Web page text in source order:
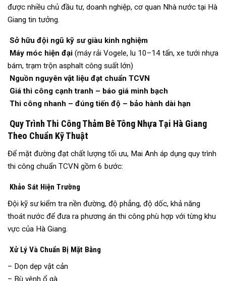
được nhiều chủ đầu tư, doanh nghiệp, cơ quan Nhà nước tại Hà
Giang tin tưởng.
Sở hữu đội ngũ kỹ sư giàu kinh nghiệm
Máy móc hiện đại (máy rải Vogele, lu 10–14 tấn, xe tưới nhựa
bám, trạm trộn asphalt công suất lớn)
Nguồn nguyên vật liệu đạt chuẩn TCVN
Giá thi công cạnh tranh – báo giá minh bạch
Thi công nhanh – đúng tiến độ – bảo hành dài hạn
Quy Trình Thi Công Thảm Bê Tông Nhựa Tại Hà Giang
Theo Chuẩn Kỹ Thuật
Để mặt đường đạt chất lượng tối ưu, Mai Anh áp dụng quy trình
thi công chuẩn TCVN gồm 6 bước:
Khảo Sát Hiện Trường
Đội kỹ sư kiểm tra nền đường, độ phẳng, độ dốc, khả năng
thoát nước để đưa ra phương án thi công phù hợp với từng khu
vực của Hà Giang.
Xử Lý Và Chuẩn Bị Mặt Bằng
– Dọn dẹp vật cản
– Bù vênh ổ gà